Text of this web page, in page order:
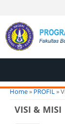
You are here
Home»PROFIL»
VISI & MISI